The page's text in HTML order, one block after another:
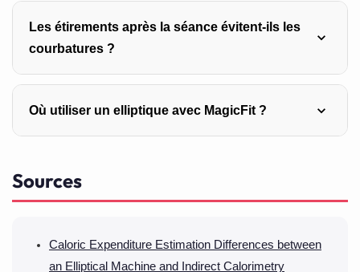
musculaire exige des charges progressives qu’il ne
fournit pas. Complétez par deux séances de
renforcement hebdomadaires.
Les étirements après la séance évitent-ils les
courbatures ?
affirmation, pourtant très répandue. Ils restent agréables,
et c’est une raison suffisante de les pratiquer.
Où utiliser un elliptique avec MagicFit ?
rappelleront l’essentiel : lâchez les poignées fixes et
portez votre poids.
Sources
Caloric Expenditure Estimation Differences between
an Elliptical Machine and Indirect Calorimetry